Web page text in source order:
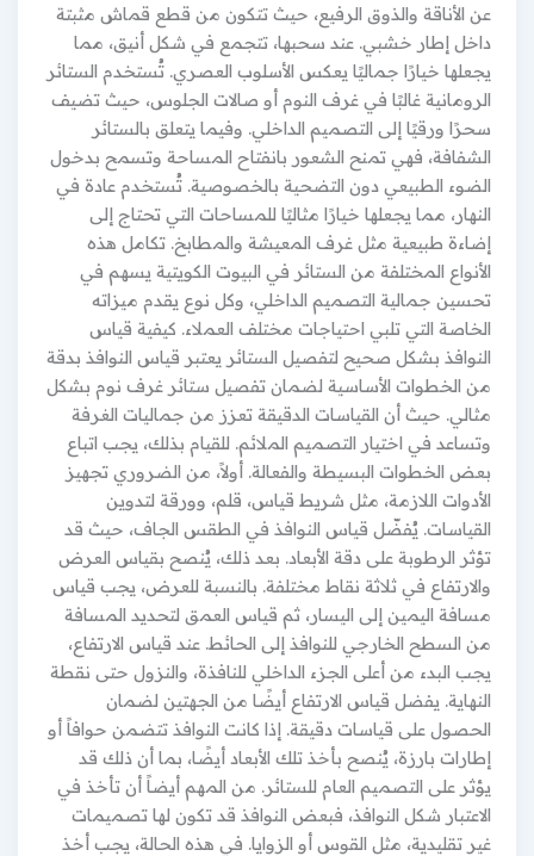
عن الأناقة والذوق الرفيع، حيث تتكون من قطع قماش مثبتة
داخل إطار خشبي. عند سحبها، تتجمع في شكل أنيق، مما
يجعلها خيارًا جماليًا يعكس الأسلوب العصري. تُستخدم الستائر
الرومانية غالبًا في غرف النوم أو صالات الجلوس، حيث تضيف
سحرًا ورقيًا إلى التصميم الداخلي. وفيما يتعلق بالستائر
الشفافة، فهي تمنح الشعور بانفتاح المساحة وتسمح بدخول
الضوء الطبيعي دون التضحية بالخصوصية. تُستخدم عادة في
النهار، مما يجعلها خيارًا مثاليًا للمساحات التي تحتاج إلى
إضاءة طبيعية مثل غرف المعيشة والمطابخ. تكامل هذه
الأنواع المختلفة من الستائر في البيوت الكويتية يسهم في
تحسين جمالية التصميم الداخلي، وكل نوع يقدم ميزاته
الخاصة التي تلبي احتياجات مختلف العملاء. كيفية قياس
النوافذ بشكل صحيح لتفصيل الستائر يعتبر قياس النوافذ بدقة
من الخطوات الأساسية لضمان تفصيل ستائر غرف نوم بشكل
مثالي. حيث أن القياسات الدقيقة تعزز من جماليات الغرفة
وتساعد في اختيار التصميم الملائم. للقيام بذلك، يجب اتباع
بعض الخطوات البسيطة والفعالة. أولاً، من الضروري تجهيز
الأدوات اللازمة، مثل شريط قياس، قلم، وورقة لتدوين
القياسات. يُفضّل قياس النوافذ في الطقس الجاف، حيث قد
تؤثر الرطوبة على دقة الأبعاد. بعد ذلك، يُنصح بقياس العرض
والارتفاع في ثلاثة نقاط مختلفة. بالنسبة للعرض، يجب قياس
مسافة اليمين إلى اليسار، ثم قياس العمق لتحديد المسافة
من السطح الخارجي للنوافذ إلى الحائط. عند قياس الارتفاع،
يجب البدء من أعلى الجزء الداخلي للنافذة، والنزول حتى نقطة
النهاية. يفضل قياس الارتفاع أيضًا من الجهتين لضمان
الحصول على قياسات دقيقة. إذا كانت النوافذ تتضمن حوافاً أو
إطارات بارزة، يُنصح بأخذ تلك الأبعاد أيضًا، بما أن ذلك قد
يؤثر على التصميم العام للستائر. من المهم أيضاً أن تأخذ في
الاعتبار شكل النوافذ، فبعض النوافذ قد تكون لها تصميمات
غير تقليدية، مثل القوس أو الزوايا. في هذه الحالة، يجب أخذ